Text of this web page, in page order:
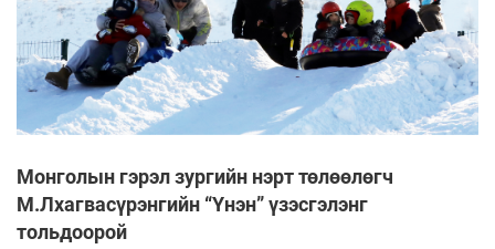
Монголын гэрэл зургийн нэрт төлөөлөгч
М.Лхагвасүрэнгийн “Үнэн” үзэсгэлэнг
тольдоорой